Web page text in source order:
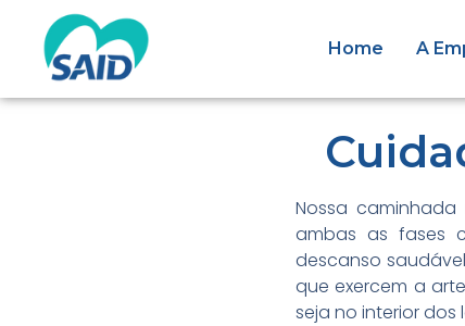
Home A
Nossa
ambas as fases
descanso
que exercem a
seja no interior